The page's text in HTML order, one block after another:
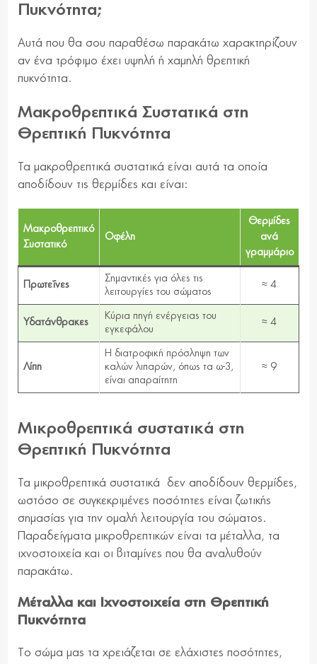
Πυκνότητα;
Αυτά που θα σου παραθέσω παρακάτω χαρακτηρίζουν
αν ένα τρόφιμο έχει υψηλή ή χαμηλή θρεπτική
πυκνότητα.
Μακροθρεπτικά Συστατικά στη
Θρεπτική Πυκνότητα
Τα μακροθρεπτικά συστατικά είναι αυτά τα οποία
αποδίδουν τις θερμίδες και είναι:
Μακροθρεπτικό
Συστατικό
Οφέλη
Θερμίδες
ανά
γραμμάριο
Πρωτεΐνες
Σημαντικές για όλες τις
λειτουργίες του σώματος
≈ 4
Υδατάνθρακες
Κύρια πηγή ενέργειας του
εγκεφάλου
≈ 4
Λίπη
Η διατροφική πρόσληψη των
καλών λιπαρών, όπως τα ω-3,
είναι απαραίτητη
≈ 9
Μικροθρεπτικά συστατικά στη
Θρεπτική Πυκνότητα
Τα μικροθρεπτικά συστατικά δεν αποδίδουν θερμίδες,
ωστόσο σε συγκεκριμένες ποσότητες είναι ζωτικής
σημασίας για την ομαλή λειτουργία του σώματος.
Παραδείγματα μικροθρεπτικών είναι τα μέταλλα, τα
ιχνοστοιχεία και οι βιταμίνες που θα αναλυθούν
παρακάτω.
Μέταλλα και Ιχνοστοιχεία στη Θρεπτική
Πυκνότητα
To σώμα μας τα χρειάζεται σε ελάχιστες ποσότητες,